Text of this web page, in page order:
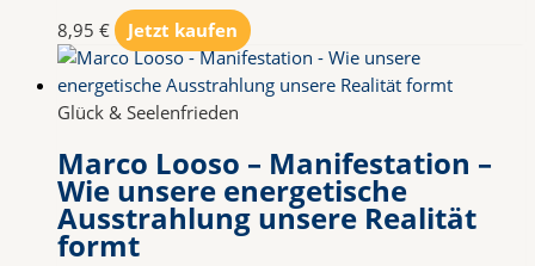
8,95 € Jetzt kaufen
Glück & Seelenfrieden
Marco Looso – Manifestation –
Wie unsere energetische
Ausstrahlung unsere Realität
formt